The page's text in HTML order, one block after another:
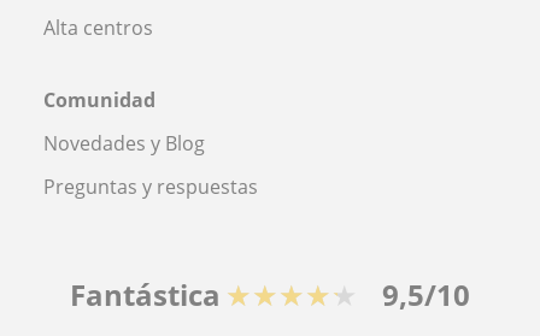
Alta centros
Comunidad
Novedades y Blog
Preguntas y respuestas
Fantástica ★★★★★ 9,5/10